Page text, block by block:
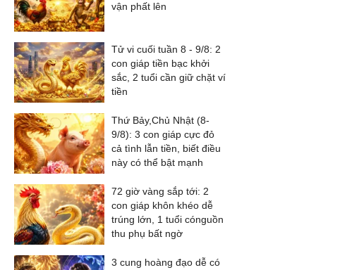
vận phất lên
Tử vi cuối tuần 8 - 9/8: 2
con giáp tiền bạc khởi
sắc, 2 tuổi cần giữ chặt ví
tiền
Thứ Bảy,Chủ Nhật (8-
9/8): 3 con giáp cực đỏ
cả tình lẫn tiền, biết điều
này có thể bật mạnh
72 giờ vàng sắp tới: 2
con giáp khôn khéo dễ
trúng lớn, 1 tuổi cónguồn
thu phụ bất ngờ
3 cung hoàng đạo dễ có